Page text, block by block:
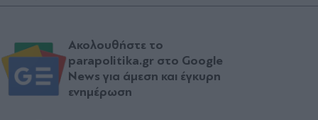
Ακολουθήστε το
parapolitika.gr στο Google
News για άμεση και έγκυρη
ενημέρωση